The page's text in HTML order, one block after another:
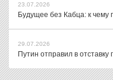
23.07.2026
Будущее без Кабца: к чему
29.07.2026
Путин отправил в